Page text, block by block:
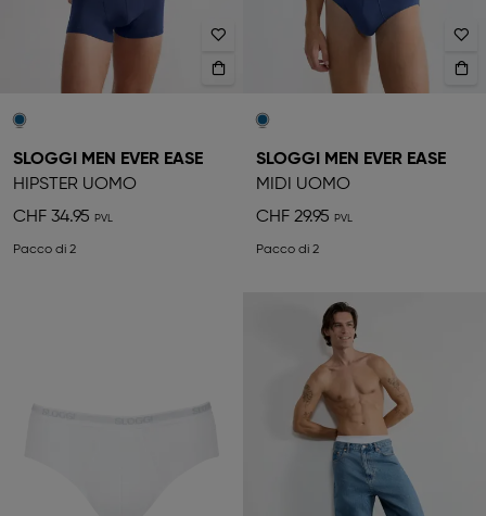
SLOGGI MEN EVER EASE
HIPSTER UOMO
CHF 34.95
Pacco di 2
SLOGGI MEN EVER EASE
MIDI UOMO
CHF 29.95
Pacco di 2